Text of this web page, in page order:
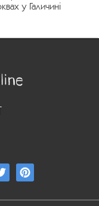
у Галичині